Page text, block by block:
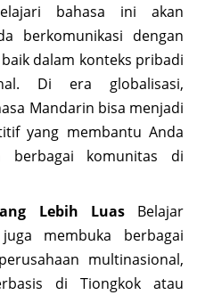
bahasa ini akan
berkomunikasi dengan
dalam konteks pribadi
Di era globalisasi,
Mandarin bisa menjadi
yang membantu Anda
berbagai komunitas di
Lebih LuasBelajar
membuka berbagai
multinasional,
di Tiongkok atau